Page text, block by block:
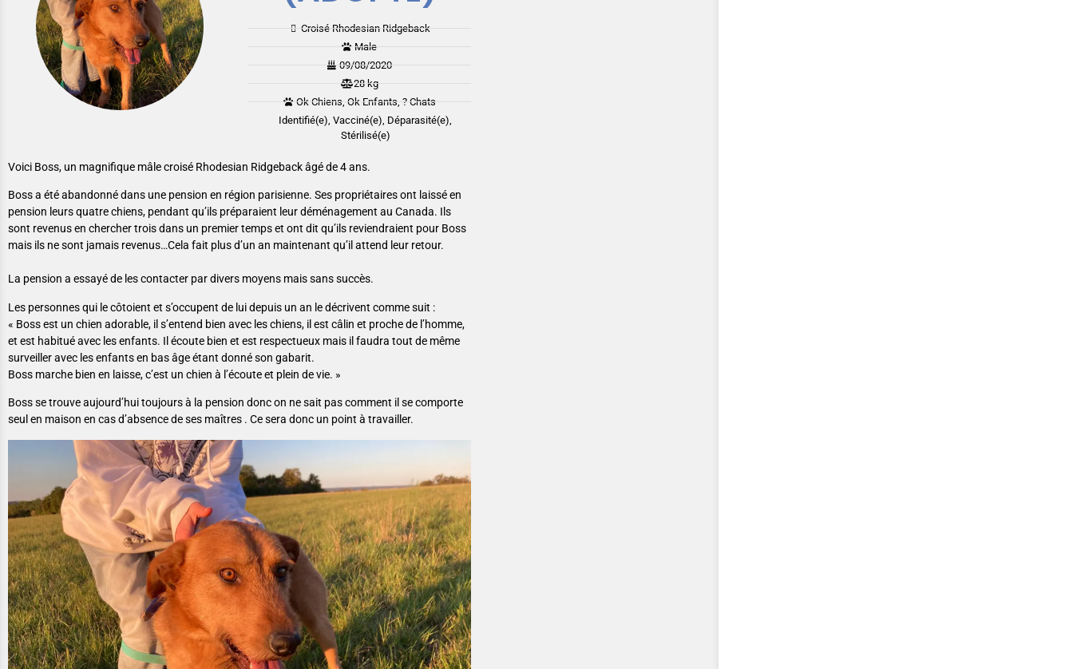
Croisé Rhodesian Ridgeback
Male
09/08/2020
28 kg
Ok Chiens, Ok Enfants, ? Chats
Identifié(e), Vacciné(e), Déparasité(e),
Stérilisé(e)
Voici Boss, un magnifique mâle croisé Rhodesian Ridgeback âgé de 4 ans.
Boss a été abandonné dans une pension en région parisienne. Ses propriétaires ont laissé en
pension leurs quatre chiens, pendant qu’ils préparaient leur déménagement au Canada. Ils
sont revenus en chercher trois dans un premier temps et ont dit qu’ils reviendraient pour Boss
mais ils ne sont jamais revenus…Cela fait plus d’un an maintenant qu’il attend leur retour.
La pension a essayé de les contacter par divers moyens mais sans succès.
Les personnes qui le côtoient et s’occupent de lui depuis un an le décrivent comme suit :
« Boss est un chien adorable, il s’entend bien avec les chiens, il est câlin et proche de l’homme,
et est habitué avec les enfants. Il écoute bien et est respectueux mais il faudra tout de même
surveiller avec les enfants en bas âge étant donné son gabarit.
Boss marche bien en laisse, c’est un chien à l’écoute et plein de vie. »
Boss se trouve aujourd’hui toujours à la pension donc on ne sait pas comment il se comporte
seul en maison en cas d’absence de ses maîtres . Ce sera donc un point à travailler.